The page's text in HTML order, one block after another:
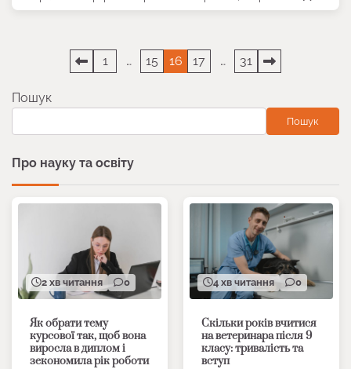
Пагінація
записів
1 … 15 16 17 … 31
Пошук
Пошук
Про науку та освіту
2 хв читання 0
Як обрати тему
курсової так, щоб вона
виросла в диплом і
зекономила рік роботи
4 хв читання 0
Скільки років вчитися
на ветеринара після 9
класу: тривалість та
вступ